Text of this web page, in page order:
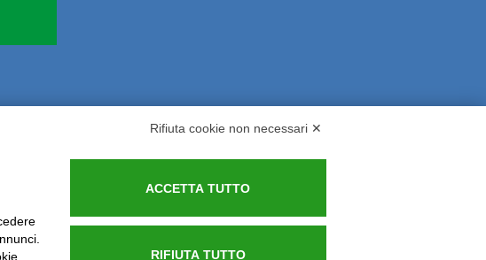
Rimborsi ed Indennizzi Contatti
Rifiuta cookie non necessari ✕
ACCETTA TUTTO
RIFIUTA TUTTO